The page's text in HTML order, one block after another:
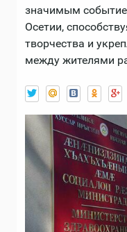
значимым
Осетии,
творчества и
между жителями